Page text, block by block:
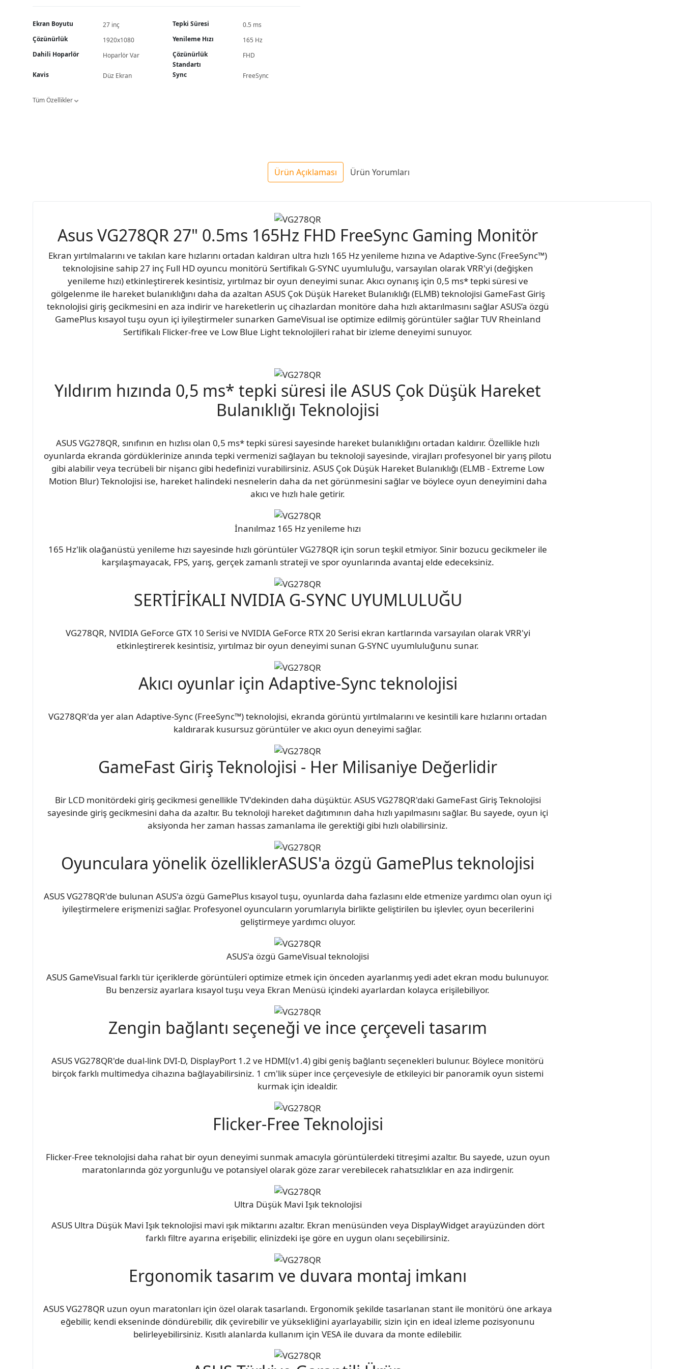
Ekran Boyutu 27 inç Tepki Süresi
0.5 ms
Çözünürlük
1920x1080 Yenileme Hızı
165 Hz
Dahili Hoparlör
Hoparlör Var
Çözünürlük
Standartı
FHD
Kavis Düz Ekran Sync FreeSync
Tüm Özellikler
Ürün Açıklaması Ürün Yorumları
Asus VG278QR 27" 0.5ms 165Hz FHD FreeSync Gaming Monitör
Ekran yırtılmalarını ve takılan kare hızlarını ortadan kaldıran ultra hızlı 165 Hz yenileme hızına ve Adaptive-Sync (FreeSync™)
teknolojisine sahip 27 inç Full HD oyuncu monitörü Sertifikalı G-SYNC uyumluluğu, varsayılan olarak VRR'yi (değişken
yenileme hızı) etkinleştirerek kesintisiz, yırtılmaz bir oyun deneyimi sunar. Akıcı oynanış için 0,5 ms* tepki süresi ve
gölgelenme ile hareket bulanıklığını daha da azaltan ASUS Çok Düşük Hareket Bulanıklığı (ELMB) teknolojisi GameFast Giriş
teknolojisi giriş gecikmesini en aza indirir ve hareketlerin uç cihazlardan monitöre daha hızlı aktarılmasını sağlar ASUS’a özgü
GamePlus kısayol tuşu oyun içi iyileştirmeler sunarken GameVisual ise optimize edilmiş görüntüler sağlar TUV Rheinland
Sertifikalı Flicker-free ve Low Blue Light teknolojileri rahat bir izleme deneyimi sunuyor.
Yıldırım hızında 0,5 ms* tepki süresi ile ASUS Çok Düşük Hareket
Bulanıklığı Teknolojisi
ASUS VG278QR, sınıfının en hızlısı olan 0,5 ms* tepki süresi sayesinde hareket bulanıklığını ortadan kaldırır. Özellikle hızlı
oyunlarda ekranda gördüklerinize anında tepki vermenizi sağlayan bu teknoloji sayesinde, virajları profesyonel bir yarış pilotu
gibi alabilir veya tecrübeli bir nişancı gibi hedefinizi vurabilirsiniz. ASUS Çok Düşük Hareket Bulanıklığı (ELMB - Extreme Low
Motion Blur) Teknolojisi ise, hareket halindeki nesnelerin daha da net görünmesini sağlar ve böylece oyun deneyimini daha
akıcı ve hızlı hale getirir.
İnanılmaz 165 Hz yenileme hızı
165 Hz'lik olağanüstü yenileme hızı sayesinde hızlı görüntüler VG278QR için sorun teşkil etmiyor. Sinir bozucu gecikmeler ile
karşılaşmayacak, FPS, yarış, gerçek zamanlı strateji ve spor oyunlarında avantaj elde edeceksiniz.
SERTİFİKALI NVIDIA G-SYNC UYUMLULUĞU
VG278QR, NVIDIA GeForce GTX 10 Serisi ve NVIDIA GeForce RTX 20 Serisi ekran kartlarında varsayılan olarak VRR'yi
etkinleştirerek kesintisiz, yırtılmaz bir oyun deneyimi sunan G-SYNC uyumluluğunu sunar.
Akıcı oyunlar için Adaptive-Sync teknolojisi
VG278QR'da yer alan Adaptive-Sync (FreeSync™) teknolojisi, ekranda görüntü yırtılmalarını ve kesintili kare hızlarını ortadan
kaldırarak kusursuz görüntüler ve akıcı oyun deneyimi sağlar.
GameFast Giriş Teknolojisi - Her Milisaniye Değerlidir
Bir LCD monitördeki giriş gecikmesi genellikle TV'dekinden daha düşüktür. ASUS VG278QR'daki GameFast Giriş Teknolojisi
sayesinde giriş gecikmesini daha da azaltır. Bu teknoloji hareket dağıtımının daha hızlı yapılmasını sağlar. Bu sayede, oyun içi
aksiyonda her zaman hassas zamanlama ile gerektiği gibi hızlı olabilirsiniz.
Oyunculara yönelik özelliklerASUS'a özgü GamePlus teknolojisi
ASUS VG278QR'de bulunan ASUS'a özgü GamePlus kısayol tuşu, oyunlarda daha fazlasını elde etmenize yardımcı olan oyun içi
iyileştirmelere erişmenizi sağlar. Profesyonel oyuncuların yorumlarıyla birlikte geliştirilen bu işlevler, oyun becerilerini
geliştirmeye yardımcı oluyor.
ASUS'a özgü GameVisual teknolojisi
ASUS GameVisual farklı tür içeriklerde görüntüleri optimize etmek için önceden ayarlanmış yedi adet ekran modu bulunuyor.
Bu benzersiz ayarlara kısayol tuşu veya Ekran Menüsü içindeki ayarlardan kolayca erişilebiliyor.
Zengin bağlantı seçeneği ve ince çerçeveli tasarım
ASUS VG278QR'de dual-link DVI-D, DisplayPort 1.2 ve HDMI(v1.4) gibi geniş bağlantı seçenekleri bulunur. Böylece monitörü
birçok farklı multimedya cihazına bağlayabilirsiniz. 1 cm'lik süper ince çerçevesiyle de etkileyici bir panoramik oyun sistemi
kurmak için idealdir.
Flicker-Free Teknolojisi
Flicker-Free teknolojisi daha rahat bir oyun deneyimi sunmak amacıyla görüntülerdeki titreşimi azaltır. Bu sayede, uzun oyun
maratonlarında göz yorgunluğu ve potansiyel olarak göze zarar verebilecek rahatsızlıklar en aza indirgenir.
Ultra Düşük Mavi Işık teknolojisi
ASUS Ultra Düşük Mavi Işık teknolojisi mavi ışık miktarını azaltır. Ekran menüsünden veya DisplayWidget arayüzünden dört
farklı filtre ayarına erişebilir, elinizdeki işe göre en uygun olanı seçebilirsiniz.
Ergonomik tasarım ve duvara montaj imkanı
ASUS VG278QR uzun oyun maratonları için özel olarak tasarlandı. Ergonomik şekilde tasarlanan stant ile monitörü öne arkaya
eğebilir, kendi ekseninde döndürebilir, dik çevirebilir ve yüksekliğini ayarlayabilir, sizin için en ideal izleme pozisyonunu
belirleyebilirsiniz. Kısıtlı alanlarda kullanım için VESA ile duvara da monte edilebilir.